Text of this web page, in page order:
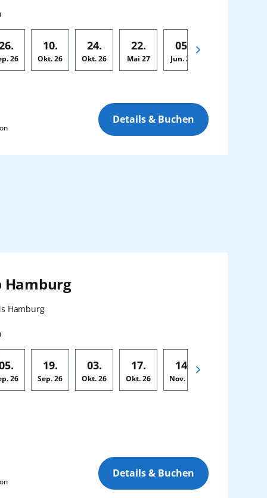
26
10.
Okt.26
24.
Okt.26
22.
Mai 27
05.
Jun.27
Details & Buchen
Hamburg
Hamburg
26
19.
Sep.26
03.
Okt.26
17.
Okt.26
14.
Nov.
Details & Buchen